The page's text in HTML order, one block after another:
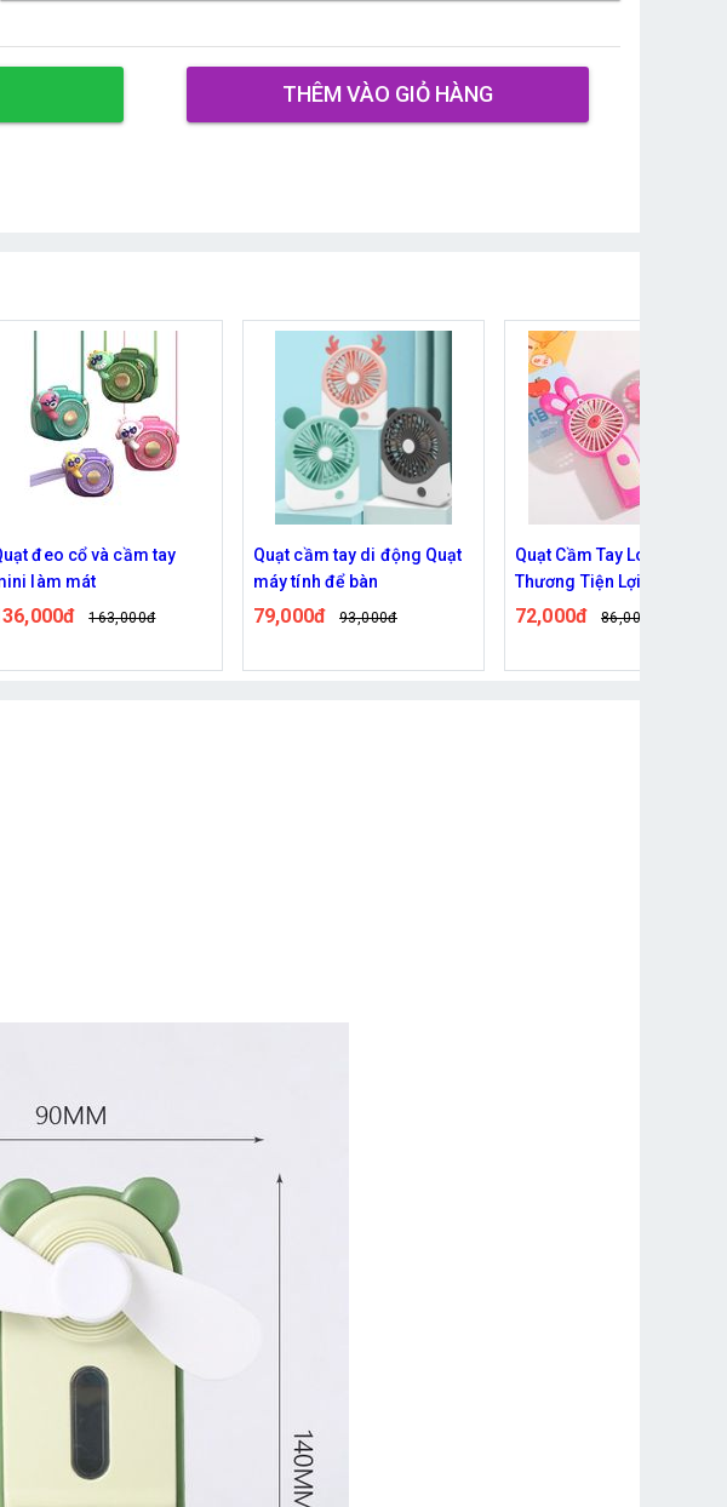
THÊM VÀO GIỎ HÀNG
cầm tay di động Quạt
tính để bàn
93,000đ
Quạt Cầm Tay Lotso Dễ
Thương Tiện Lợi Kèm Sạc
Cổng USB
72,000đ 86,000đ
Quạt phun sương cầm tay
mini, sạc usb tích điện tiện
dụng
122,000đ 142,000đ